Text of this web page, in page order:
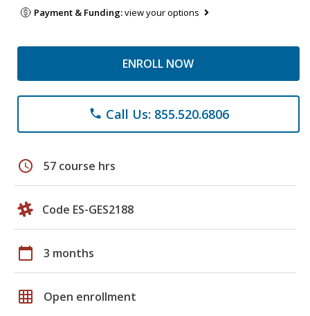
Payment & Funding:view your options
ENROLL NOW
phone Call Us: 855.520.6806
schedule 57 course hrs
Code ES-GES2188
calendar_today 3 months
grid_on Open enrollment